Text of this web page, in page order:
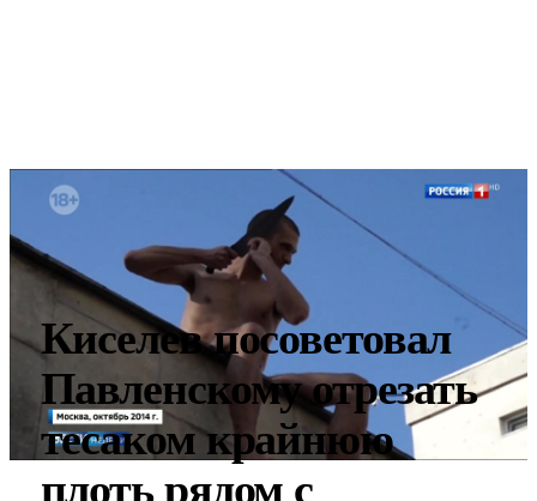
Киселев посоветовал
Павленскому отрезать
тесаком крайнюю
плоть рядом с